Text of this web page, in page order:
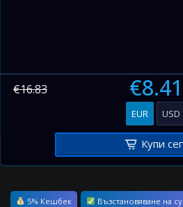
€16.83 €8.41
EUR USD
Купи
5% Кешбек Възстановяване на